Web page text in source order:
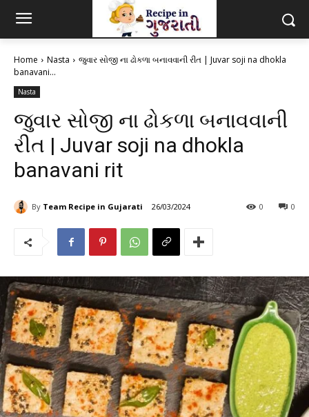
Home Nasta
જુવાર સોજી ના ઢોકળા બનાવવાની રીત | Juvar soji na dhokla
banavani...
Nasta
જુવાર સોજી ના ઢોકળા બનાવવાની
રીત | Juvar soji na dhokla
banavani rit
By Team Recipe in Gujarati 26/03/2024 0
0